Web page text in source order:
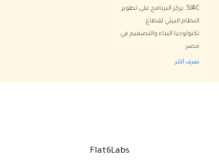
SIAC. يركز البرنامج على تطوير
النظام البيئي لقطاع
تكنولوجيا البناء والتصميم في
مصر
تعرف أكثر
Flat6Labs